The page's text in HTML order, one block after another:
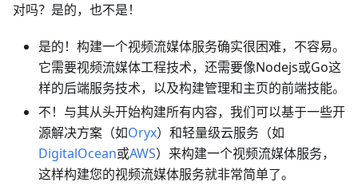
对吗？是的，也不是！
是的！构建一个视频流媒体服务确实很困难，不容易。
它需要视频流媒体工程技术，还需要像Nodejs或Go这
样的后端服务技术，以及构建管理和主页的前端技能。
不！与其从头开始构建所有内容，我们可以基于一些开
源解决方案（如Oryx）和轻量级云服务（如
DigitalOcean或AWS）来构建一个视频流媒体服务，
这样构建您的视频流媒体服务就非常简单了。